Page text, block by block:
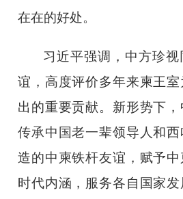
在在的好处。
习近平强调，中方珍
谊，高度评价多年来柬王
出的重要贡献。新形势下
传承中国老一辈领导人和
造的中柬铁杆友谊，赋予
时代内涵，服务各自国家